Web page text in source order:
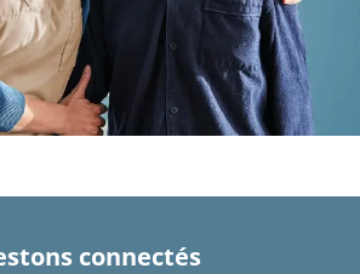
connectés